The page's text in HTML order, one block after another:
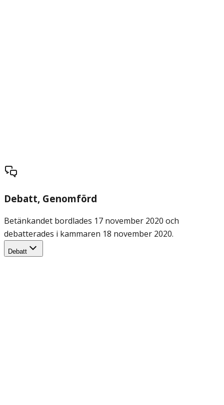
Debatt, Genomförd
Betänkandet bordlades 17 november 2020 och
debatterades i kammaren 18 november 2020.
Debatt